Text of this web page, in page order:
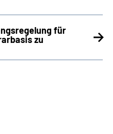
für
zu